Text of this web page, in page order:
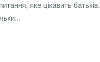
яке цікавить батьків.